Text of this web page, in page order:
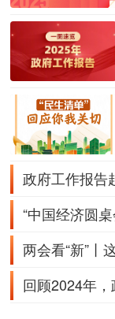
政府工作报告
“中国经济圆
两会看“新”丨
回顾2024年